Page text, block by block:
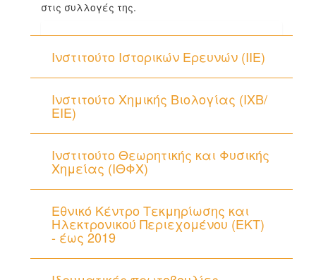
στις συλλογές της.
Ινστιτούτο Ιστορικών Ερευνών (ΙΙΕ)
Ινστιτούτο Χημικής Βιολογίας (ΙΧΒ/
ΕΙΕ)
Ινστιτούτο Θεωρητικής και Φυσικής
Χημείας (ΙΘΦΧ)
Εθνικό Κέντρο Τεκμηρίωσης και
Ηλεκτρονικού Περιεχομένου (ΕΚΤ)
- έως 2019